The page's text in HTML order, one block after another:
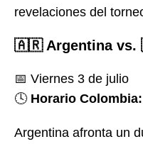
revelaciones del
🇦🇷 Argentina vs.
📅 Viernes 3 de julio
🕓 Horario Colombia:
Argentina afronta un